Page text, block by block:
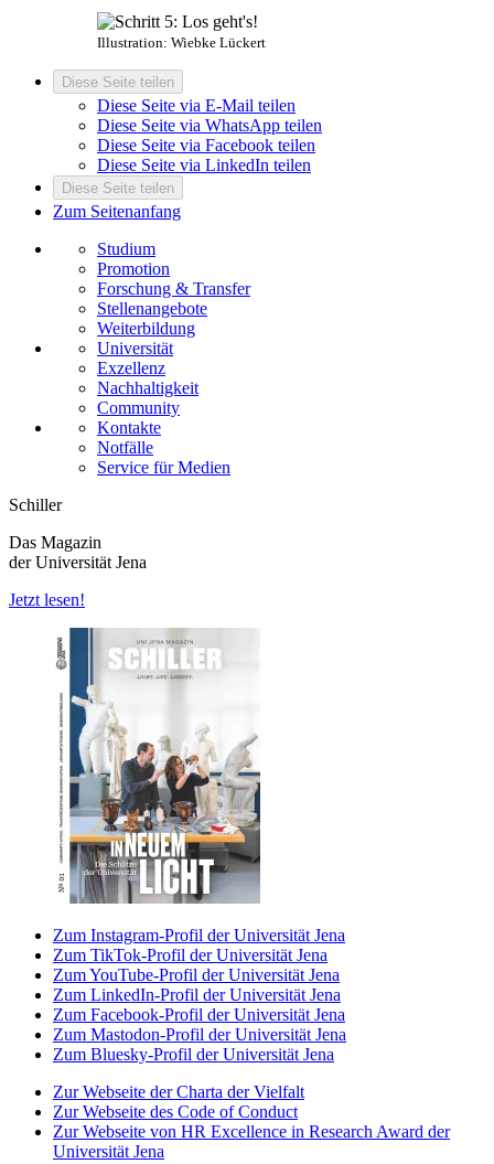
Illustration: Wiebke Lückert
Diese Seite teilen
Diese Seite via E-Mail teilen
Diese Seite via WhatsApp teilen
Diese Seite via Facebook teilen
Diese Seite via LinkedIn teilen
Diese Seite teilen
Zum Seitenanfang
Studium
Promotion
Forschung & Transfer
Stellenangebote
Weiterbildung
Universität
Exzellenz
Nachhaltigkeit
Community
Kontakte
Notfälle
Service für Medien
Schiller
Das Magazin
der Universität Jena
Jetzt lesen!
Zum Instagram-Profil der Universität Jena
Zum TikTok-Profil der Universität Jena
Zum YouTube-Profil der Universität Jena
Zum LinkedIn-Profil der Universität Jena
Zum Facebook-Profil der Universität Jena
Zum Mastodon-Profil der Universität Jena
Zum Bluesky-Profil der Universität Jena
Zur Webseite der Charta der Vielfalt
Zur Webseite des Code of Conduct
Zur Webseite von HR Excellence in Research Award der
Universität Jena